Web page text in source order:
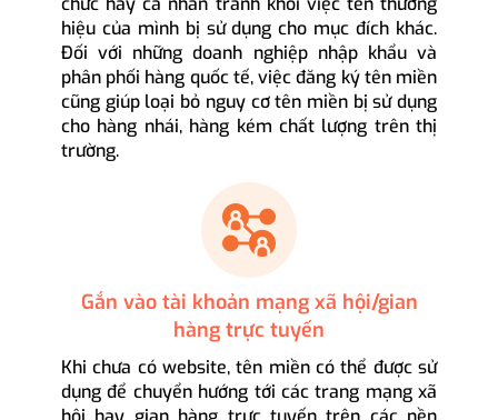
hiệu của mình bị sử dụng cho mục đích khác.
Đối với những doanh nghiệp nhập khẩu và
phân phối hàng quốc tế, việc đăng ký tên miền
cũng giúp loại bỏ nguy cơ tên miền bị sử dụng
cho hàng nhái, hàng kém chất lượng trên thị
trường.
Gắn vào tài khoản mạng xã hội/gian
hàng trực tuyến
Khi chưa có website, tên miền có thể được sử
dụng để chuyển hướng tới các trang mạng xã